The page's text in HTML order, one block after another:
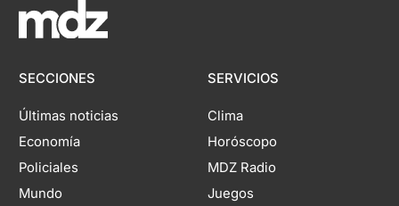
SECCIONES
Últimas noticias
Economía
Policiales
Mundo
SERVICIOS
Clima
Horóscopo
MDZ Radio
Juegos